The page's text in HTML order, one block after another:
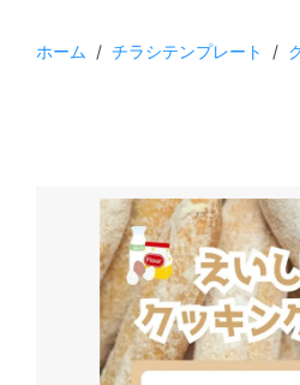
ホーム / チラシテンプレート /